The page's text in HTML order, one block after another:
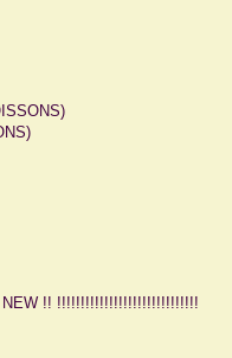
NEW !! !!!!!!!!!!!!!!!!!!!!!!!!!!!!!!